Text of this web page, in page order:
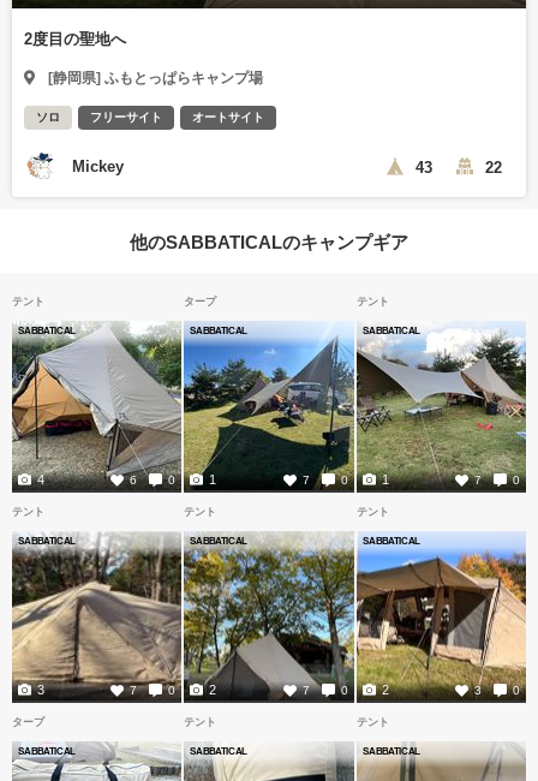
2度目の聖地へ
[静岡県] ふもとっぱらキャンプ場
ソロ フリーサイト オートサイト
Mickey 43 22
他のSABBATICALのキャンプギア
テント
SABBATICAL
6 0
4
タープ
SABBATICAL
7 0
1
テント
SABBATICAL
7 0
1
テント
SABBATICAL
7 0
3
テント
SABBATICAL
7 0
2
テント
SABBATICAL
3 0
2
タープ
SABBATICAL
テント
SABBATICAL
テント
SABBATICAL